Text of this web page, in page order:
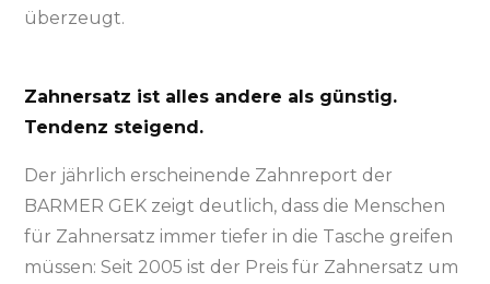
überzeugt.
Zahnersatz ist alles andere als günstig.
Tendenz steigend.
Der jährlich erscheinende Zahnreport der
BARMER GEK zeigt deutlich, dass die Menschen
für Zahnersatz immer tiefer in die Tasche greifen
müssen: Seit 2005 ist der Preis für Zahnersatz um